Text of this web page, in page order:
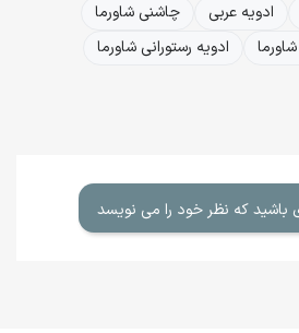
ادویه عربی
چاشنی شاورما
ادویه رستورانی شاورما